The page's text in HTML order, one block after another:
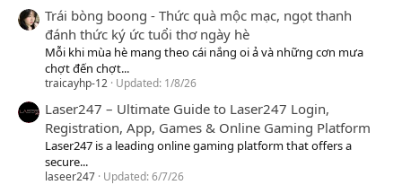
Trái bòng boong - Thức quà mộc mạc, ngọt thanh
đánh thức ký ức tuổi thơ ngày hè
Mỗi khi mùa hè mang theo cái nắng oi ả và những cơn mưa
chợt đến chợt...
traicayhp-12 Updated: 1/8/26
Laser247 – Ultimate Guide to Laser247 Login,
Registration, App, Games & Online Gaming Platform
Laser247 is a leading online gaming platform that offers a
secure...
laseer247 Updated:6/7/26